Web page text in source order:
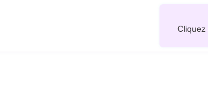
Cliquez